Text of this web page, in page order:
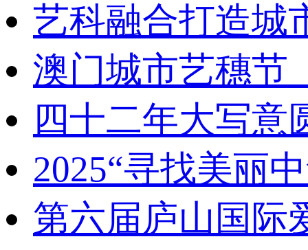
艺科融合打造城
澳门城市艺穗节
四十二年大写意
2025“寻找美丽
第六届庐山国际